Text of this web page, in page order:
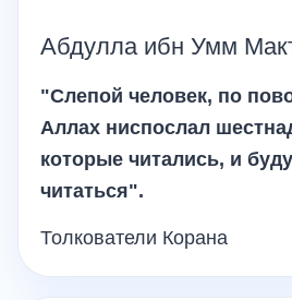
Абдулла ибн Умм
"Слепой человек, по
Аллах ниспослал
которые читались, и
читаться".
Толкователи Корана